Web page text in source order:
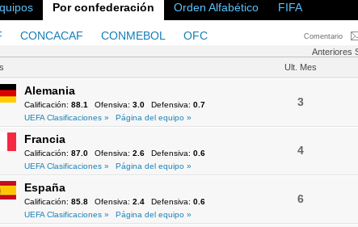
Por confederación Orden Alfabético FIFA
Comentario
CONCACAF CONMEBOL OFC
Anteriores
Ult. Mes
Alemania
Calificación: 88.1 Ofensiva: 3.0 Defensiva: 0.7
UEFA Clasificaciones »
Página del equipo »
3
Francia
Calificación: 87.0 Ofensiva: 2.6 Defensiva: 0.6
UEFA Clasificaciones »
Página del equipo »
4
España
Calificación: 85.8 Ofensiva: 2.4 Defensiva: 0.6
UEFA Clasificaciones »
Página del equipo »
6